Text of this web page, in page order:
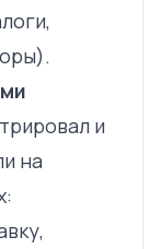
и
на